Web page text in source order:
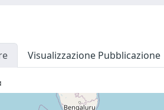
Visualizzazione Pubblicazione